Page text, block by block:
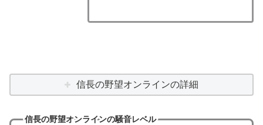
信長の野望オンラインの詳細
信長の野望オンラインの騒音レベル